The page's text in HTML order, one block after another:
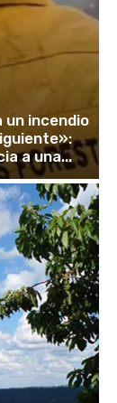
un incendio
a una...